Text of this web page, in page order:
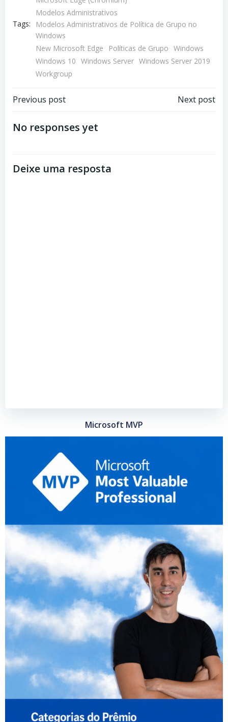
Tags:
Modelos Administrativos
Modelos Administrativos de Política de Grupo no
Windows
New Microsoft Edge
Políticas de Grupo Windows
Windows 10 Windows Server Windows Server 2019
Workgroup
Navegação
de
Previous post
Navegação
Next post
No responses yet
Deixe uma resposta
Microsoft MVP